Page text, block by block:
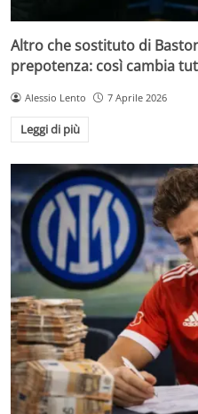
Altro che sostituto di
prepotenza: così cambia
Alessio Lento 7 Aprile 2026
Leggi di più